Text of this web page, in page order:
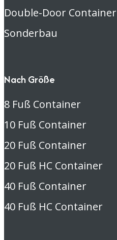
Double-Door Container
Sonderbau
Nach Größe
8 Fuß Container
10 Fuß Container
20 Fuß Container
20 Fuß HC Container
40 Fuß Container
40 Fuß HC Container